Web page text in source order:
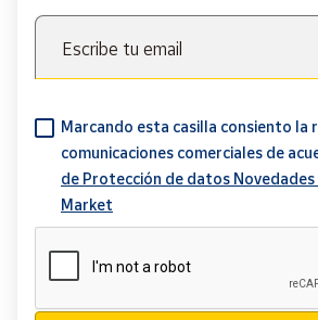
Escribe tu email
Marcando esta casilla consiento la
comunicaciones comerciales de
de Protección de datos
Market